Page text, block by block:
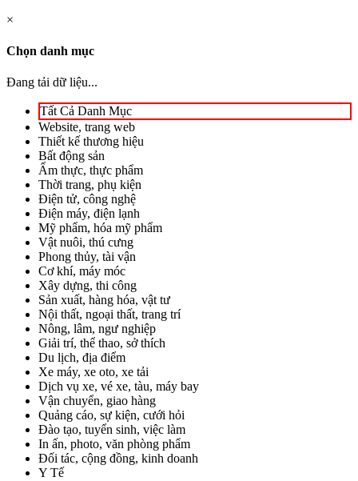
×
Chọn danh mục
Đang tải dữ liệu...
Tất Cả Danh Mục
Website, trang web
Thiết kế thương hiệu
Bất động sản
Ẩm thực, thực phẩm
Thời trang, phụ kiện
Điện tử, công nghệ
Điện máy, điện lạnh
Mỹ phẩm, hóa mỹ phẩm
Vật nuôi, thú cưng
Phong thủy, tài vận
Cơ khí, máy móc
Xây dựng, thi công
Sản xuất, hàng hóa, vật tư
Nội thất, ngoại thất, trang trí
Nông, lâm, ngư nghiệp
Giải trí, thể thao, sở thích
Du lịch, địa điểm
Xe máy, xe oto, xe tải
Dịch vụ xe, vé xe, tàu, máy bay
Vận chuyển, giao hàng
Quảng cáo, sự kiện, cưới hỏi
Đào tạo, tuyển sinh, việc làm
In ấn, photo, văn phòng phẩm
Đối tác, cộng đồng, kinh doanh
Y Tế